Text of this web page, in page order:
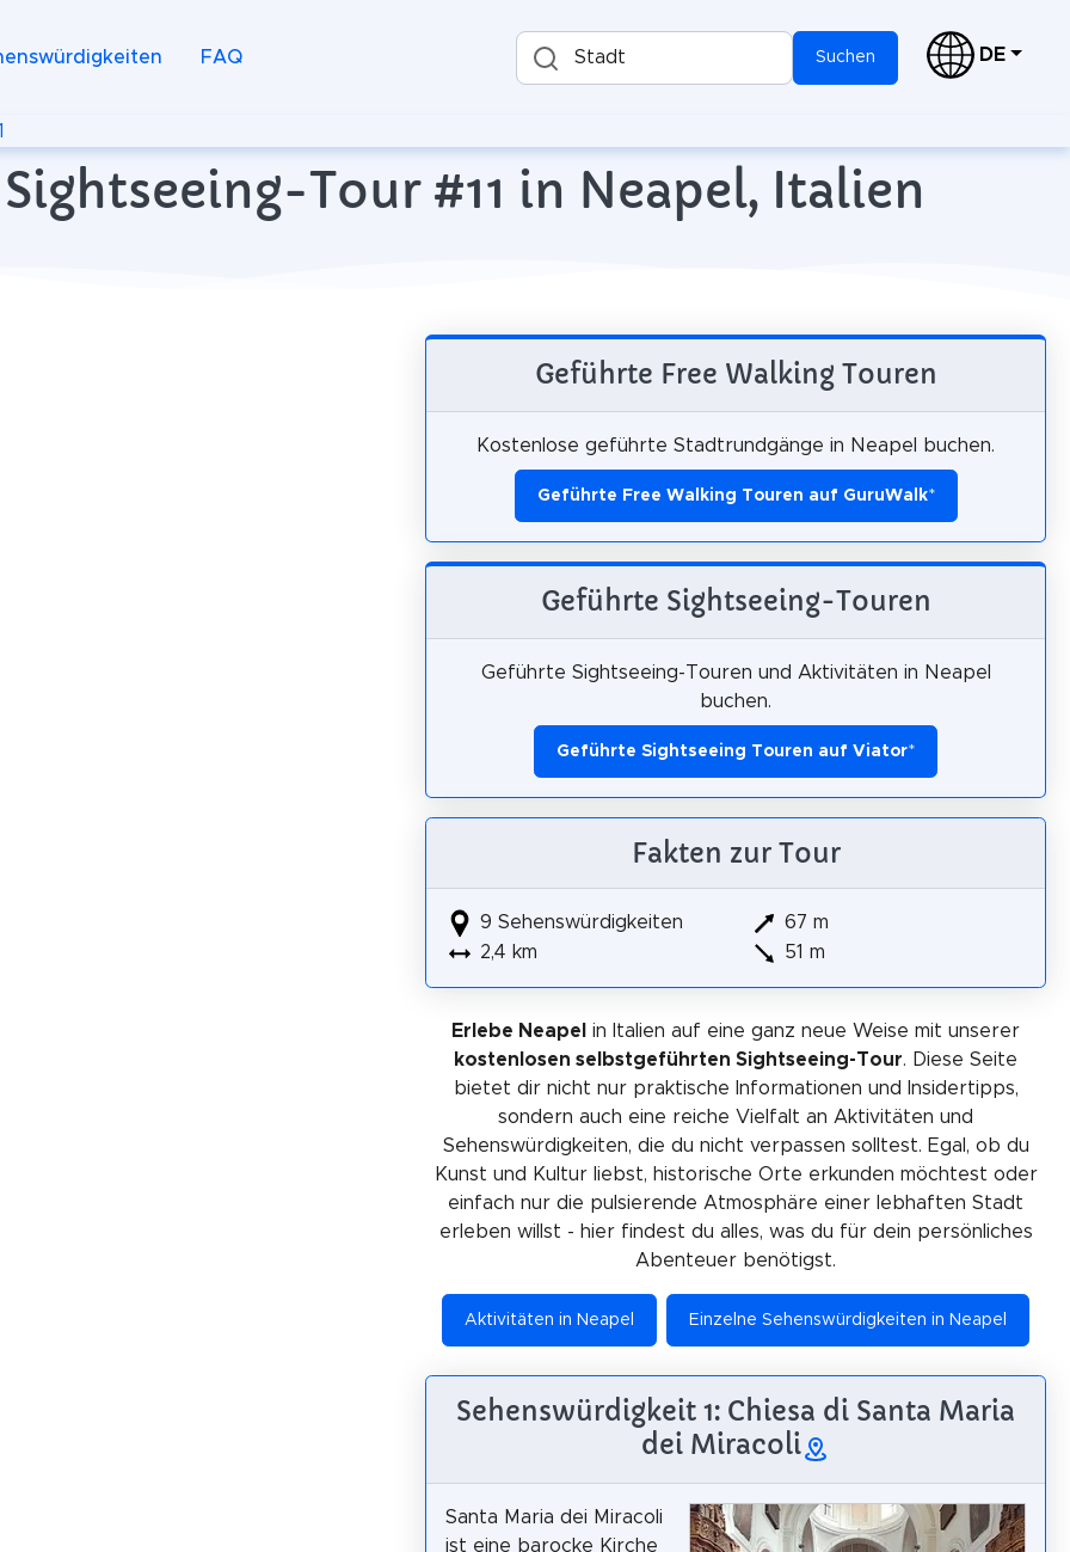
FAQ Stadt Suchen DE
Tour #11 in Neapel, Italien
Geführte Free Walking Touren
Kostenlose geführte Stadtrundgänge in Neapel buchen.
Geführte Free Walking Touren auf GuruWalk*
Geführte Sightseeing-Touren
Geführte Sightseeing-Touren und Aktivitäten in Neapel
buchen.
Geführte Sightseeing Touren auf Viator*
Fakten zur Tour
9 Sehenswürdigkeiten
2,4 km
67 m
51 m
Erlebe Neapel
in Italien auf eine ganz neue Weise mit unserer
kostenlosen selbstgeführten Sightseeing-Tour. Diese Seite
bietet dir nicht nur praktische Informationen und Insidertipps,
sondern auch eine reiche Vielfalt an Aktivitäten und
Sehenswürdigkeiten, die du nicht verpassen solltest. Egal, ob du
Kunst und Kultur liebst, historische Orte erkunden möchtest oder
einfach nur die pulsierende Atmosphäre einer lebhaften Stadt
erleben willst - hier findest du alles, was du für dein persönliches
Abenteuer benötigst.
Aktivitäten in Neapel Einzelne Sehenswürdigkeiten in Neapel
Sehenswürdigkeit 1: Chiesa di Santa Maria
dei Miracoli
Santa Maria dei Miracoli
ist eine barocke Kirche